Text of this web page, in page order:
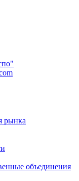
рынка
объединения